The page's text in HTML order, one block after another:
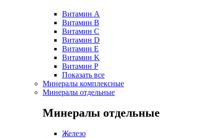
Витамин A
Витамин B
Витамин C
Витамин D
Витамин E
Витамин K
Витамин P
Показать все
Минералы комплексные
Минералы отдельные
Минералы отдельные
Железо